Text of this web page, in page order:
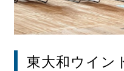
東大和ウイン